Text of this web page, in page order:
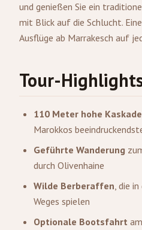
und genießen Sie ein
mit Blick auf die Schlucht.
Ausflüge ab Marrakesch auf
Tour-
110 Meter hohe
Marokkos
Geführte Wanderung
durch Olivenhaine
Wilde Berberaffen, die
Weges spielen
Optionale Bootsfahrt